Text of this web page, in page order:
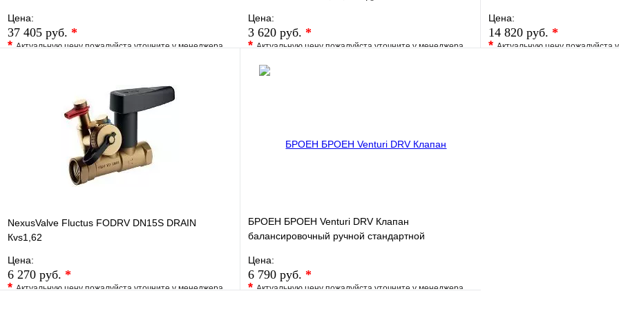
Цена:
37 405 руб. *
*Актуальную цену пожалуйста уточните у менеджера
Под заказ
В корзину
Цена:
3 620 руб. *
*Актуальную цену пожалуйста уточните у менеджера
В избранное
Цена:
14 820 руб. *
*Актуальную цену пожалуйста
NexusValve Fluctus FODRV DN15S DRAIN
Кvs1,62
Цена:
6 270 руб. *
*Актуальную цену пожалуйста уточните у менеджера
БРОЕН БРОЕН Venturi DRV Клапан
балансировочный ручной стандартной
Цена:
6 790 руб. *
*Актуальную цену пожалуйста уточните у менеджера